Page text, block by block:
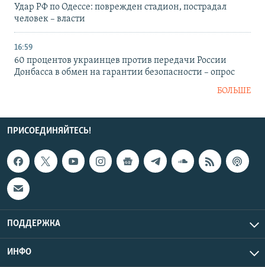
Удар РФ по Одессе: поврежден стадион, пострадал
человек – власти
16:59
60 процентов украинцев против передачи России
Донбасса в обмен на гарантии безопасности – опрос
БОЛЬШЕ
ПРИСОЕДИНЯЙТЕСЬ!
ПОДДЕРЖКА
ИНФО